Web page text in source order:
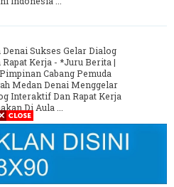
Sukses Gelar Dialog
Kerja - *Juru Berita |
Cabang Pemuda
Medan Denai Menggelar
Interaktif Dan Rapat Kerja
Di Aula ...
- MOI